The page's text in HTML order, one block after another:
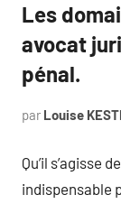
Les
avocat
pénal.
par Louise
Qu’il s’agisse
indispensable